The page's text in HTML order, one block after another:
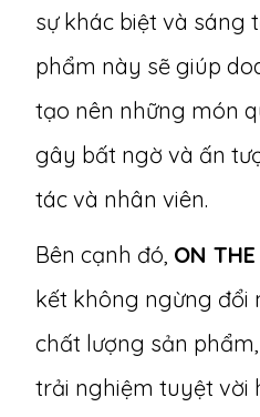
sự khác biệt và sáng
phẩm này sẽ giúp
tạo nên những món
gây bất ngờ và ấn
tác và nhân viên.
Bên cạnh đó, ON THE
kết không ngừng đổi
chất lượng sản
trải nghiệm tuyệt vời